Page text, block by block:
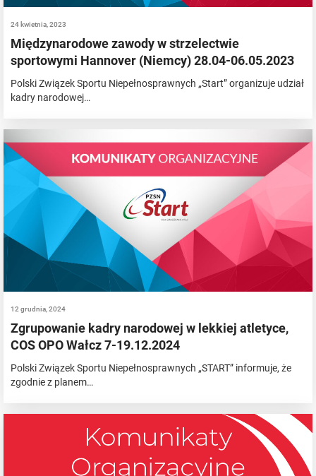
24 kwietnia, 2023
Międzynarodowe zawody w strzelectwie
sportowymi Hannover (Niemcy) 28.04-06.05.2023
Polski Związek Sportu Niepełnosprawnych „Start” organizuje udział
kadry narodowej…
12 grudnia, 2024
Zgrupowanie kadry narodowej w lekkiej atletyce,
COS OPO Wałcz 7-19.12.2024
Polski Związek Sportu Niepełnosprawnych „START” informuje, że
zgodnie z planem…